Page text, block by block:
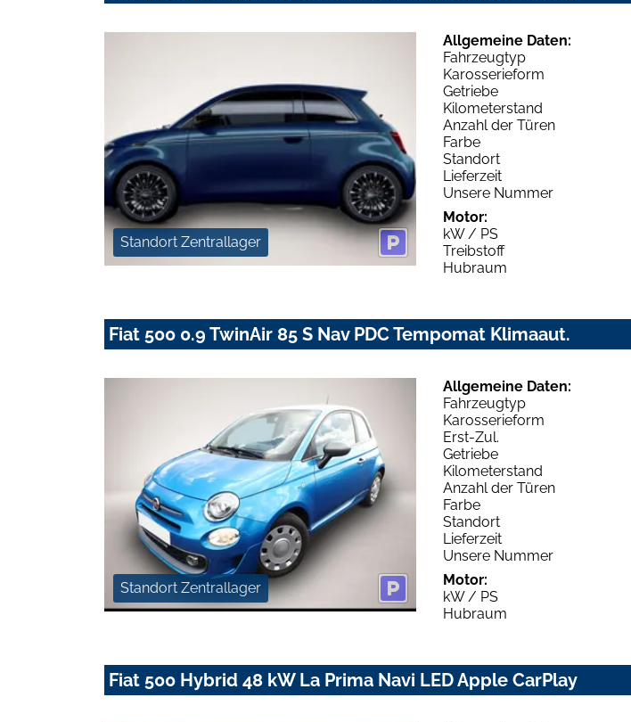
Standort Zentrallager
Allgemeine Daten:
Fahrzeugtyp
Karosserieform
Getriebe
Kilometerstand
Anzahl der Türen
Farbe
Standort
Lieferzeit
Unsere Nummer
Motor:
kW / PS
Treibstoff
Hubraum
Fiat 500 0.9 TwinAir 85 S Nav PDC Tempomat Klimaaut.
Standort Zentrallager
Allgemeine Daten:
Fahrzeugtyp
Karosserieform
Erst-Zul.
Getriebe
Kilometerstand
Anzahl der Türen
Farbe
Standort
Lieferzeit
Unsere Nummer
Motor:
kW / PS
Hubraum
Fiat 500 Hybrid 48 kW La Prima Navi LED Apple CarPlay